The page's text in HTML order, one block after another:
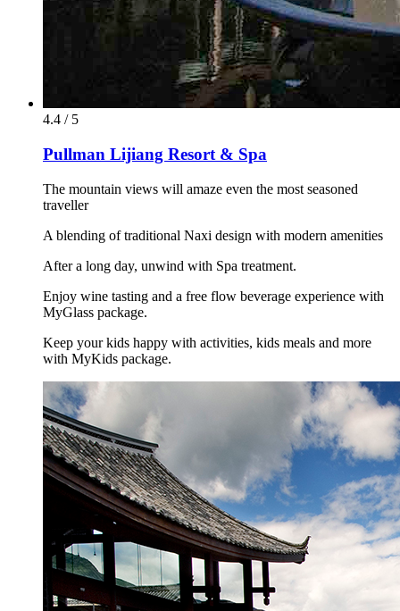
4.4 / 5
Pullman Lijiang Resort & Spa
The mountain views will amaze even the most seasoned
traveller
A blending of traditional Naxi design with modern amenities
After a long day, unwind with Spa treatment.
Enjoy wine tasting and a free flow beverage experience with
MyGlass package.
Keep your kids happy with activities, kids meals and more
with MyKids package.